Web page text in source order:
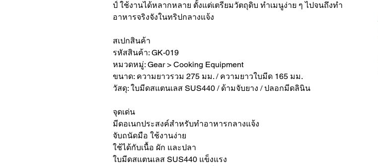
ป์ ใช้งานได้หลากหลาย ตั้งแต่เตรียมวัตถุดิบ ทำเมนูง่าย ๆ ไปจนถึงทำ
อาหารจริงจังในทริปกลางแจ้ง
สเปกสินค้า
รหัสสินค้า: GK-019
หมวดหมู่: Gear > Cooking Equipment
ขนาด: ความยาวรวม 275 มม. / ความยาวใบมีด 165 มม.
วัสดุ: ใบมีดสแตนเลส SUS440 / ด้ามจับยาง / ปลอกมีดลินิน
จุดเด่น
มีดอเนกประสงค์สำหรับทำอาหารกลางแจ้ง
จับถนัดมือ ใช้งานง่าย
ใช้ได้กับเนื้อ ผัก และปลา
ใบมีดสแตนเลส SUS440 แข็งแรง